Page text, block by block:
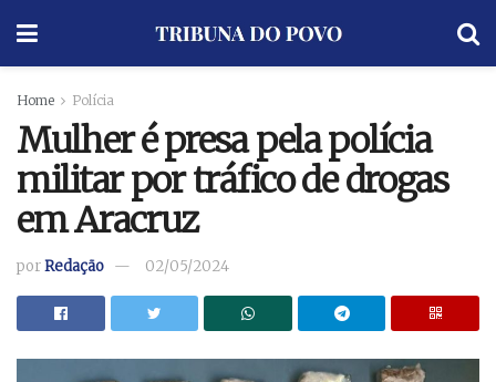
Home Polícia
Mulher é presa pela polícia
militar por tráfico de drogas
em Aracruz
porRedação 02/05/2024